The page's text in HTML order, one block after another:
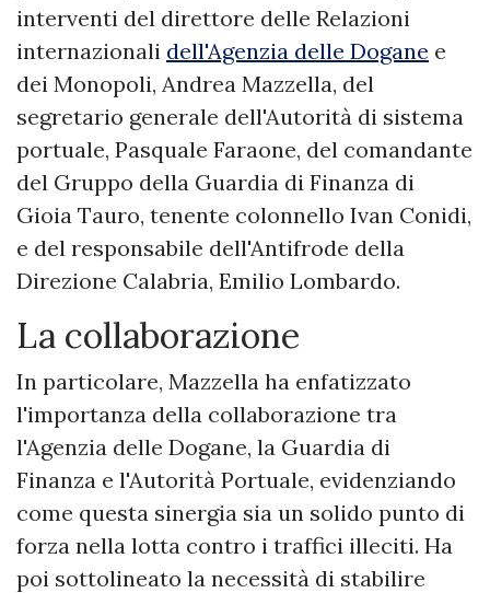
interventi del direttore delle Relazioni
internazionali dell'Agenzia delle Dogane e
dei Monopoli, Andrea Mazzella, del
segretario generale dell'Autorità di sistema
portuale, Pasquale Faraone, del comandante
del Gruppo della Guardia di Finanza di
Gioia Tauro, tenente colonnello Ivan Conidi,
e del responsabile dell'Antifrode della
Direzione Calabria, Emilio Lombardo.
La collaborazione
In particolare, Mazzella ha enfatizzato
l'importanza della collaborazione tra
l'Agenzia delle Dogane, la Guardia di
Finanza e l'Autorità Portuale, evidenziando
come questa sinergia sia un solido punto di
forza nella lotta contro i traffici illeciti. Ha
poi sottolineato la necessità di stabilire